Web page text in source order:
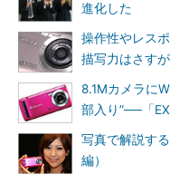
進化した
操作性やレス
描写力はさす
8.1Mカメラに
部入り”──「
写真で解説す
編）